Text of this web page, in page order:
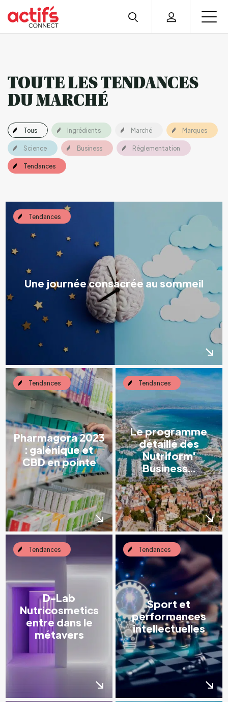
TOUTE LES TENDANCES
DU MARCHÉ
Tous Ingrédients Marché Marques
Science Business Réglementation
Tendances
Tendances
Une journée consacrée au sommeil
Tendances
Pharmagora 2023
: galénique et
CBD en pointe
Tendances
Le programme
détaillé des
Nutriform'
Business...
Tendances
D-Lab
Nutricosmetics
entre dans le
métavers
Tendances
Sport et
performances
intellectuelles